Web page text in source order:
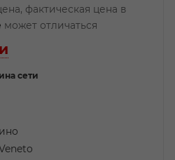
фактическая цена в
может отличаться
сети